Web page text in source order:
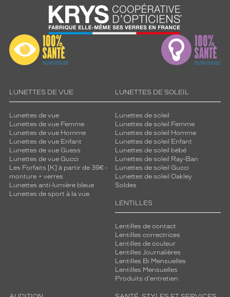
LUNETTES DE VUE
Lunettes de vue
Lunettes de vue Femme
Lunettes de vue Homme
Lunettes de vue Enfant
Lunettes de vue Guess
Lunettes de vue Gucci
Les Forfaits [K] à partir de 39€ -
monture + verres
Lunettes anti-lumière bleue
Lunettes de sport à la vue
LUNETTES DE SOLEIL
Lunettes de soleil
Lunettes de soleil Femme
Lunettes de soleil Homme
Lunettes de soleil Enfant
Lunettes de soleil bébé
Lunettes de soleil Ray-Ban
Lunettes de soleil Gucci
Lunettes de soleil Oakley
Soldes
LENTILLES
Lentilles de contact
Lentilles correctrices
Lentilles de couleur
Lentilles Journalières
Lentilles Bi Mensuelles
Lentilles Mensuelles
Produits d'entretien